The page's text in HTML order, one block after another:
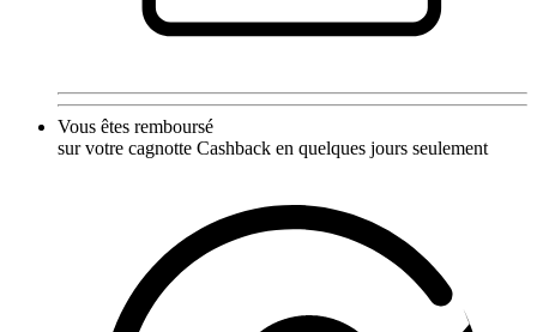
Vous êtes remboursé
sur votre cagnotte Cashback en quelques jours seulement